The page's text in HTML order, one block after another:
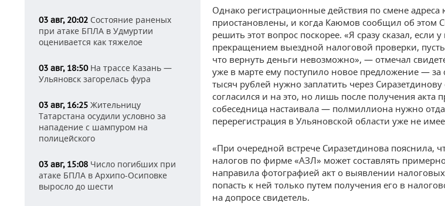
03 авг, 20:02 Состояние раненых
при атаке БПЛА в Удмуртии
оценивается как тяжелое
03 авг, 18:50На трассе Казань —
Ульяновск загорелась фура
03 авг, 16:25 Жительницу
Татарстана осудили условно за
нападение с шампуром на
полицейского
03 авг, 15:08 Число погибших при
атаке БПЛА в Архипо-Осиповке
выросло до шести
Однако регистрационные действия по смене
приостановлены, и когда Каюмов сообщил об этом
решить этот вопрос поскорее. «Я сразу сказал, если
прекращением выездной налоговой проверки, пусть
что вернуть деньги невозможно», — отмечал
уже в марте ему поступило новое предложение —
тысяч рублей нужно заплатить через
согласился и на это, но лишь после получения акта
собеседница настаивала — полмиллиона нужно
перерегистрация в Ульяновской области уже не
«При очередной встрече Сиразетдинова пояснила,
налогов по фирме «АЗЛ» может составлять
направила фотографией акт о выявлении
попасть к ней только путем получения его в
на допросе свидетель.